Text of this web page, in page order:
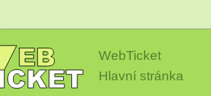
WebTicket
Hlavní stránka